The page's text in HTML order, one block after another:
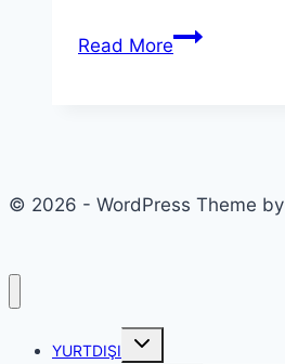
Read MoreManavgat’ta
© 2026 - WordPress Theme by
YURTDIŞI
Toggle